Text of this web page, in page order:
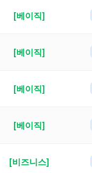
[베이직]
[베이직]
[베이직]
[베이직]
[비즈니스]